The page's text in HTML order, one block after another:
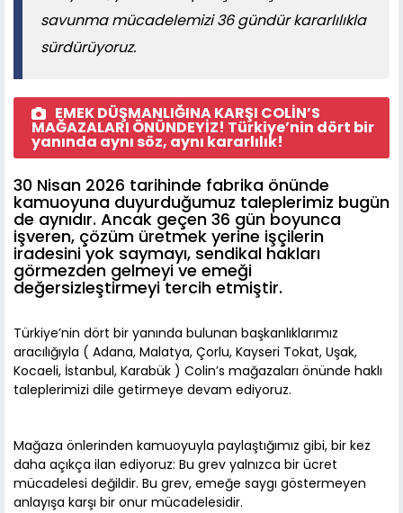
savunma mücadelemizi 36 gündür kararlılıkla
sürdürüyoruz.
EMEK DÜŞMANLIĞINA KARŞI COLİN’S
MAĞAZALARI ÖNÜNDEYİZ! Türkiye’nin dört bir
yanında aynı söz, aynı kararlılık!
30 Nisan 2026 tarihinde fabrika önünde
kamuoyuna duyurduğumuz taleplerimiz bugün
de aynıdır. Ancak geçen 36 gün boyunca
işveren, çözüm üretmek yerine işçilerin
iradesini yok saymayı, sendikal hakları
görmezden gelmeyi ve emeği
değersizleştirmeyi tercih etmiştir.
Türkiye’nin dört bir yanında bulunan başkanlıklarımız
aracılığıyla ( Adana, Malatya, Çorlu, Kayseri Tokat, Uşak,
Kocaeli, İstanbul, Karabük ) Colin’s mağazaları önünde haklı
taleplerimizi dile getirmeye devam ediyoruz.
Mağaza önlerinden kamuoyuyla paylaştığımız gibi, bir kez
daha açıkça ilan ediyoruz: Bu grev yalnızca bir ücret
mücadelesi değildir. Bu grev, emeğe saygı göstermeyen
anlayışa karşı bir onur mücadelesidir.